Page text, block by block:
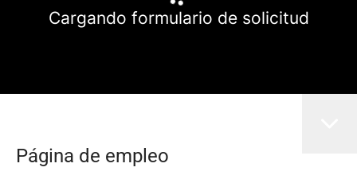
Cargando formulario de solicitud
Página de empleo